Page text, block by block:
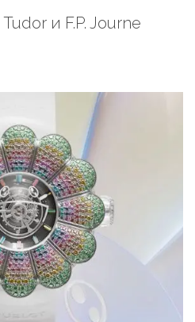
и F.P. Journe